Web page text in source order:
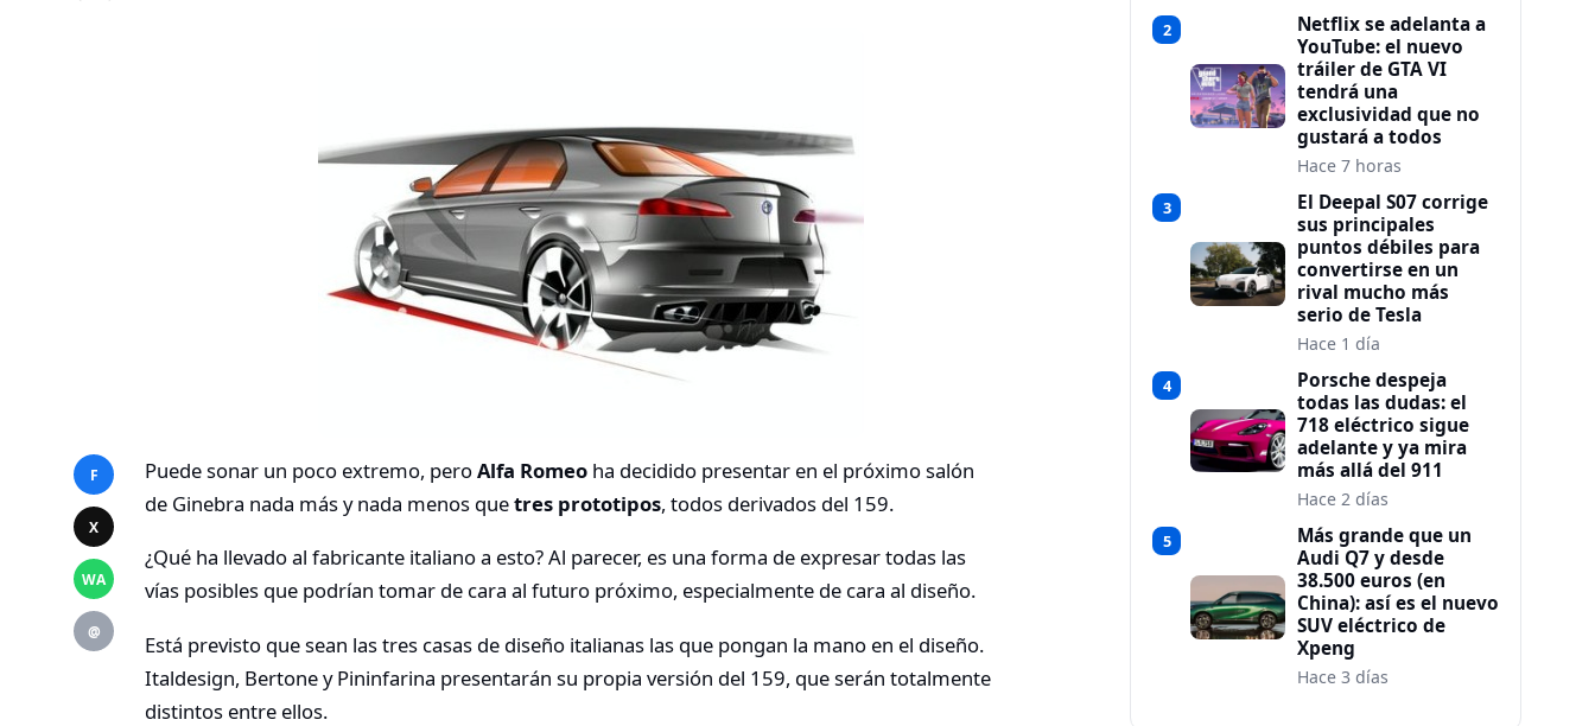
F
X
WA
@
Puede sonar un poco extremo, peroAlfa Romeo ha decidido presentar en el próximo salón
de Ginebra nada más y nada menos quetres prototipos, todos derivados del 159.
¿Qué ha llevado al fabricante italiano a esto? Al parecer, es una forma de expresar todas las
vías posibles que podrían tomar de cara al futuro próximo, especialmente de cara al diseño.
Está previsto que sean las tres casas de diseño italianas las que pongan la mano en el diseño.
Italdesign, Bertone y Pininfarina presentarán su propia versión del 159, que serán totalmente
distintos entre ellos.
2
Netflix se adelanta a
YouTube: el nuevo
tráiler de GTA VI
tendrá una
exclusividad que no
gustará a todos
Hace 7 horas
3
El Deepal S07 corrige
sus principales
puntos débiles para
convertirse en un
rival mucho más
serio de Tesla
Hace 1 día
4
Porsche despeja
todas las dudas: el
718 eléctrico sigue
adelante y ya mira
más allá del 911
Hace 2 días
5
Más grande que un
Audi Q7 y desde
38.500 euros (en
China): así es el nuevo
SUV eléctrico de
Xpeng
Hace 3 días